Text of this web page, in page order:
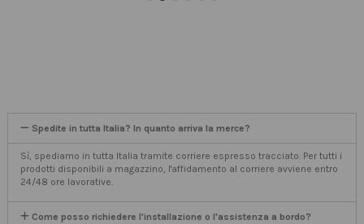
Spedite in tutta Italia? In quanto arriva la merce?
Sì, spediamo in tutta Italia tramite corriere espresso tracciato. Per tutti i
prodotti disponibili a magazzino, l'affidamento al corriere avviene entro
24/48 ore lavorative.
Come posso richiedere l'installazione o l'assistenza a bordo?